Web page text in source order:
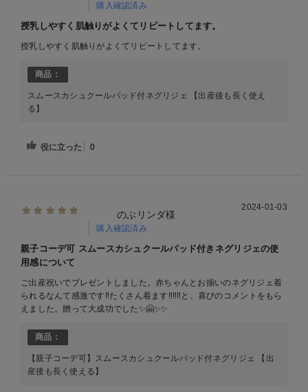
購入確認済み
授乳しやすく肌触りがよくてリピートしてます。
授乳しやすく肌触りがよくてリピートしてます。
商品：
スムースカシュクールパッド付ネグリジェ 【出産後も長く使え
る】
役に立った 0
のぶリンダ様
購入確認済み
2024-01-03
親子コーデ可 スムースカシュクールパッド付きネグリジェの使
用感について
ご出産祝いでプレゼントしました。赤ちゃんとお揃いのネグリジェ着
られるなんて感激です‼️たくさん着ます‼️‼️‼️と、喜びのコメントをもら
えました。贈って大成功でした✨🤗✨✨
商品：
【親子コーデ可】スムースカシュクールパッド付ネグリジェ 【出
産後も長く使える】